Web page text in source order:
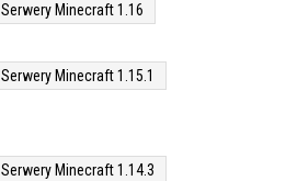
Serwery Minecraft 1.16
Serwery Minecraft 1.15.1
Serwery Minecraft 1.14.3